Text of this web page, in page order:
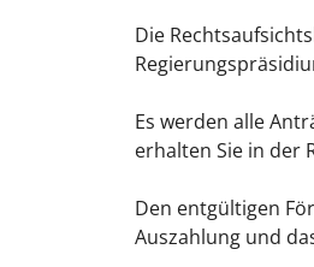
Die
Es werden alle
erhalten Sie in der
Den entgültigen
Auszahlung und